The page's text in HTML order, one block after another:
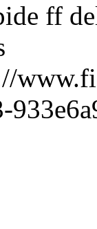
ff